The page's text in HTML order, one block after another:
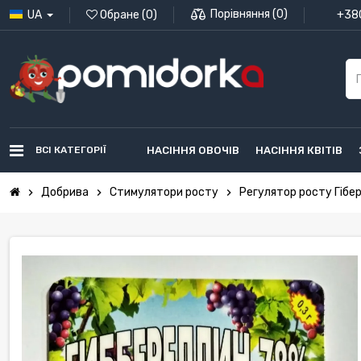
UA Обране (0) Порівняння (0)
ВСІ КАТЕГОРІЇ НАСІННЯ ОВОЧІВ НАСІННЯ КВІТІВ
chevron_right Добрива chevron_right Стимулятори росту chevron_right Регулятор росту